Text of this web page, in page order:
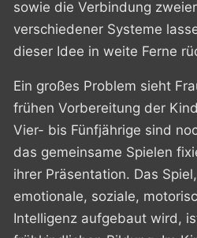
sowie die Verbindung
verschiedener Systeme
dieser Idee in weite Ferne
Ein großes Problem sieht
frühen Vorbereitung der
Vier- bis Fünfjährige sind
das gemeinsame Spielen
ihrer Präsentation. Das
emotionale, soziale,
Intelligenz aufgebaut wird,